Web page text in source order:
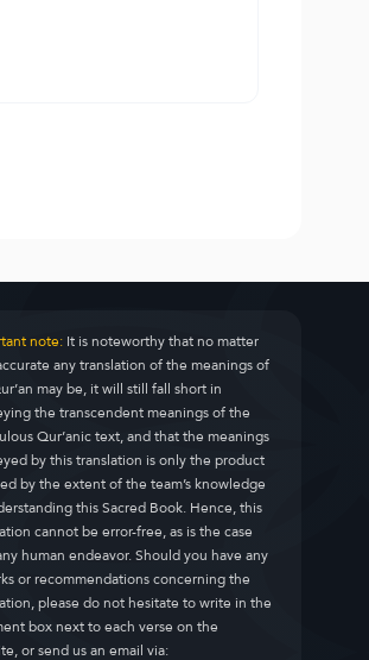
note:It is noteworthy that no matter
any translation of the meanings of
may be, it will still fall short in
the transcendent meanings of the
Qur’anic text, and that the meanings
by this translation is only the product
by the extent of the team’s knowledge
this Sacred Book. Hence, this
cannot be error-free, as is the case
human endeavor. Should you have any
or recommendations concerning the
please do not hesitate to write in the
box next to each verse on the
or send us an email via: